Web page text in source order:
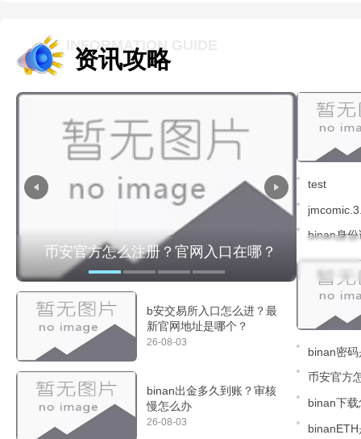
2.
INFORMATION GUIDE
资讯攻略
币安官方怎么注册？官网入口在哪？
b安交易所入口怎么进？最
新官网地址是哪个？
26-08-03
binan出金多久到账？审核
慢怎么办
26-08-03
test
binan身
binan密
币安官方
binan下